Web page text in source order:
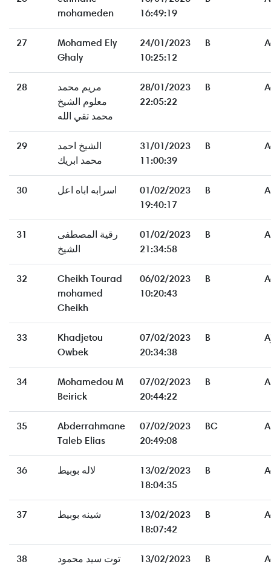
mohameden
16:49:19
27
Mohamed Ely
Ghaly
24/01/2023
10:25:12
B
28
مريم محمد
معلوم الشيخ
محمد تقي الله
28/01/2023
22:05:22
B
29
الشيخ احمد
محمد ابريك
31/01/2023
11:00:39
B
30 اسرابه اباه اعل
01/02/2023
19:40:17
B
31
رقية المصطفى
الشيخ
01/02/2023
21:34:58
B
32
Cheikh Tourad
mohamed
Cheikh
06/02/2023
10:20:43
B
33
Khadjetou
Owbek
07/02/2023
20:34:38
B
34
Mohamedou M
Beirick
07/02/2023
20:44:22
B
35
Abderrahmane
Taleb Elias
07/02/2023
20:49:08
BC
36 لاله بوبيط
13/02/2023
18:04:35
B
37 شينه بوبيط
13/02/2023
18:07:42
B
38 توت سيد محمود
13/02/2023
B